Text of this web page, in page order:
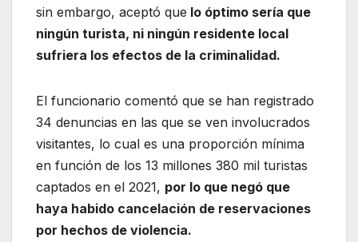
sin embargo, aceptó que lo óptimo sería que
ningún turista, ni ningún residente local
sufriera los efectos de la criminalidad.
El funcionario comentó que se han registrado
34 denuncias en las que se ven involucrados
visitantes, lo cual es una proporción mínima
en función de los 13 millones 380 mil turistas
captados en el 2021, por lo que negó que
haya habido cancelación de reservaciones
por hechos de violencia.